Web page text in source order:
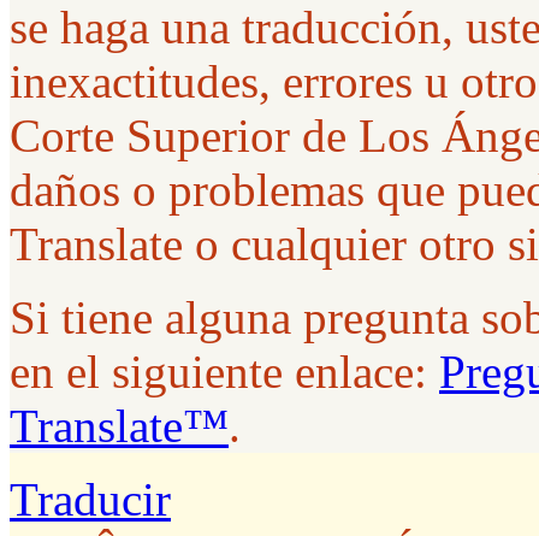
se haga una traducción,
inexactitudes, errores u
Corte Superior de Los
daños o problemas que
Translate o cualquier otro
Si tiene alguna pregunta
en el siguiente enlace:
Translate™.
Traducir